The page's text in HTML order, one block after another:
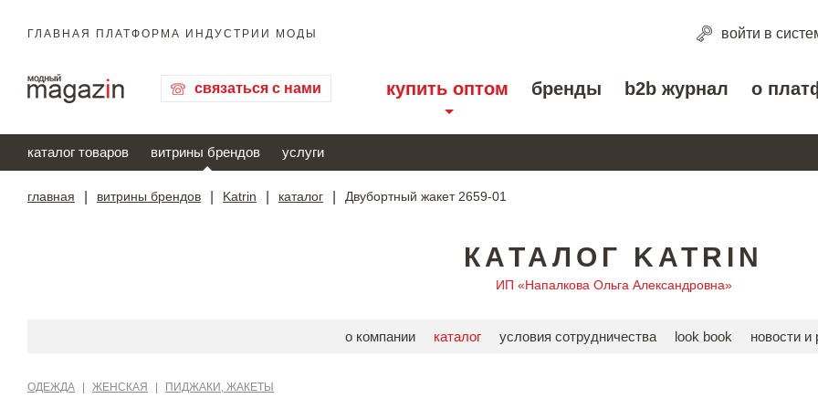
ГЛАВНАЯ ПЛАТФОРМА ИНДУСТРИИ МОДЫ войти в
связаться с нами купить оптом бренды b2b журнал о
каталог товаров витрины брендов услуги
главная витрины брендов Katrin каталог Двубортный жакет 2659-01
КАТАЛОГ KATRIN
ИП «Напалкова Ольга Александровна»
о компании каталог условия сотрудничества look book новости и
ОДЕЖДА ЖЕНСКАЯ ПИДЖАКИ, ЖАКЕТЫ